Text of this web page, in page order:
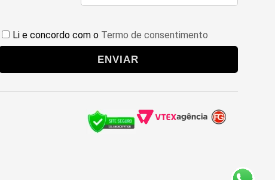
Li e concordo com o Termo de consentimento
ENVIAR